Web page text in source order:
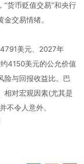
货币贬值交易”和央行
交易情绪。
美元、2027年
4150美元的公允价值
险与回报收益比。巴
相对宏观因素(尤其是
不令人意外。